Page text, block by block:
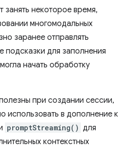
некоторое время,
многомодальных
заранее отправлять
подсказки для заполнения
начать обработку
при создании сессии,
использовать в дополнение к
promptStreaming() для
контекстных